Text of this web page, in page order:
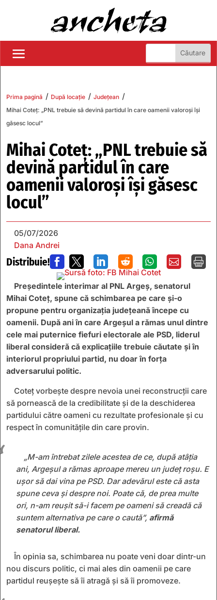
Prima pagină / După locație / Județean /
Mihai Coteț: „PNL trebuie să devină partidul în care oamenii valoroși își
găsesc locul”
Mihai Coteț: „PNL trebuie să
devină partidul în care
oamenii valoroși își găsesc
locul”
05/07/2026
Dana Andrei
Distribuie!       
Președintele interimar al PNL Argeș, senatorul
Mihai Coteț, spune că schimbarea pe care și-o
propune pentru organizația județeană începe cu
oamenii. După ani în care Argeșul a rămas unul dintre
cele mai puternice fiefuri electorale ale PSD, liderul
liberal consideră că explicațiile trebuie căutate și în
interiorul propriului partid, nu doar în forța
adversarului politic.
Coteț vorbește despre nevoia unei reconstrucții care
să pornească de la credibilitate și de la deschiderea
partidului către oameni cu rezultate profesionale și cu
respect în comunitățile din care provin.
„M-am întrebat zilele acestea de ce, după atâția
ani, Argeșul a rămas aproape mereu un județ roșu. E
ușor să dai vina pe PSD. Dar adevărul este că asta
spune ceva și despre noi. Poate că, de prea multe
ori, n-am reușit să-i facem pe oameni să creadă că
suntem alternativa pe care o caută”, afirmă
senatorul liberal.
În opinia sa, schimbarea nu poate veni doar dintr-un
nou discurs politic, ci mai ales din oamenii pe care
partidul reușește să îi atragă și să îi promoveze.